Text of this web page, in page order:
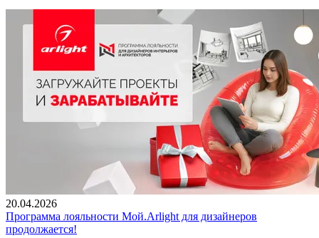
20.04.2026
Программа лояльности Мой.Arlight для дизайнеров
продолжается!